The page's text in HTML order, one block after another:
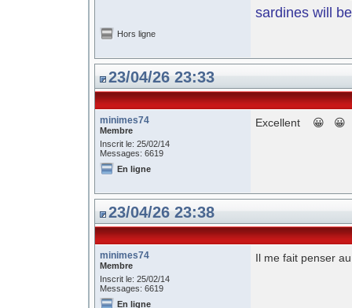
sardines will
Hors ligne
23/04/26 23:33
minimes74
Membre
Inscrit le: 25/02/14
Messages: 6619
Excellent 😀 😀
En ligne
23/04/26 23:38
minimes74
Membre
Inscrit le: 25/02/14
Messages: 6619
Il me fait penser
En ligne